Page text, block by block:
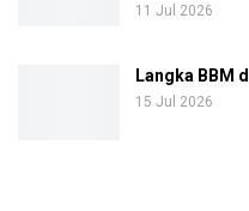
11 Jul 2026
Langka BBM
15 Jul 2026